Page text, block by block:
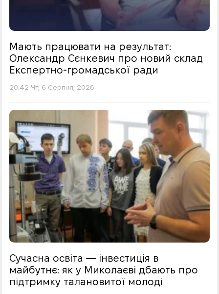
Мають працювати на результат:
Олександр Сєнкевич про новий склад
Експертно-громадської ради
20:42 Чт, 6 Серпня, 2026
Сучасна освіта — інвестиція в
майбутнє: як у Миколаєві дбають про
підтримку талановитої молоді